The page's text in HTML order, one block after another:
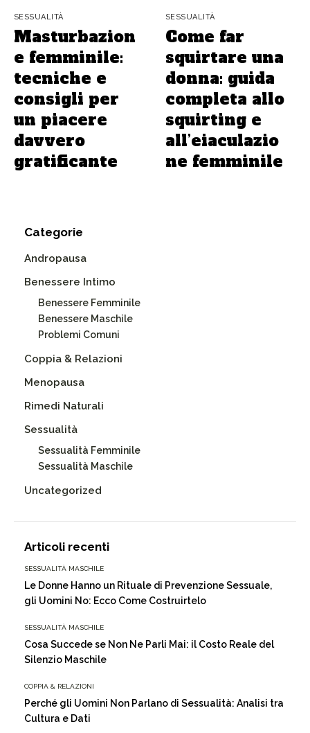
SESSUALITÀ
Masturbazion
e femminile:
tecniche e
consigli per
un piacere
davvero
gratificante
SESSUALITÀ
Come far
squirtare una
donna: guida
completa allo
squirting e
all’eiaculazio
ne femminile
Categorie
Andropausa
Benessere Intimo
Benessere Femminile
Benessere Maschile
Problemi Comuni
Coppia & Relazioni
Menopausa
Rimedi Naturali
Sessualità
Sessualità Femminile
Sessualità Maschile
Uncategorized
Articoli recenti
SESSUALITÀ MASCHILE
Le Donne Hanno un Rituale di Prevenzione Sessuale,
gli Uomini No: Ecco Come Costruirtelo
SESSUALITÀ MASCHILE
Cosa Succede se Non Ne Parli Mai: il Costo Reale del
Silenzio Maschile
COPPIA & RELAZIONI
Perché gli Uomini Non Parlano di Sessualità: Analisi tra
Cultura e Dati